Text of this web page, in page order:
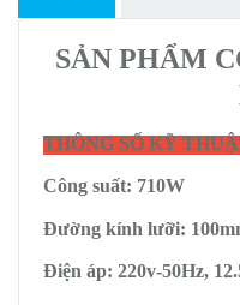
SẢN PHẨM
THÔNG SỐ KỸ
Công suất: 710W
Đường kính lưỡi:
Điện áp: 220v-50Hz,